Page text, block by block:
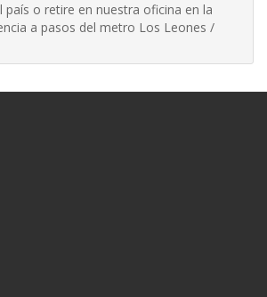
país o retire en nuestra oficina en la
a pasos del metro Los Leones /